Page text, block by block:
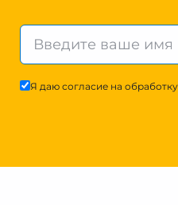
Я даю согласие на